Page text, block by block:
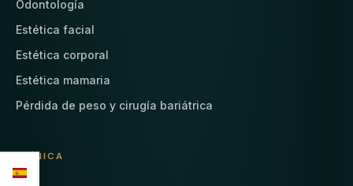
Odontología
Estética facial
Estética corporal
Estética mamaria
Pérdida de peso y cirugía bariátrica
CLÍNICA